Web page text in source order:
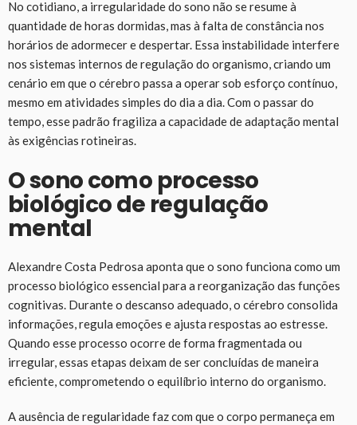
No cotidiano, a irregularidade do sono não se resume à
quantidade de horas dormidas, mas à falta de constância nos
horários de adormecer e despertar. Essa instabilidade interfere
nos sistemas internos de regulação do organismo, criando um
cenário em que o cérebro passa a operar sob esforço contínuo,
mesmo em atividades simples do dia a dia. Com o passar do
tempo, esse padrão fragiliza a capacidade de adaptação mental
às exigências rotineiras.
O sono como processo
biológico de regulação
mental
Alexandre Costa Pedrosa aponta que o sono funciona como um
processo biológico essencial para a reorganização das funções
cognitivas. Durante o descanso adequado, o cérebro consolida
informações, regula emoções e ajusta respostas ao estresse.
Quando esse processo ocorre de forma fragmentada ou
irregular, essas etapas deixam de ser concluídas de maneira
eficiente, comprometendo o equilíbrio interno do organismo.
A ausência de regularidade faz com que o corpo permaneça em